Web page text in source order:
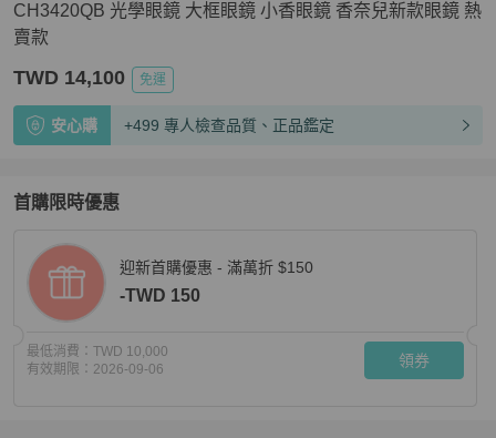
CH3420QB 光學眼鏡 大框眼鏡 小香眼鏡 香奈兒新款眼鏡 熱
賣款
TWD 14,100 免運
安心購 +499 專人檢查品質、正品鑑定
首購限時優惠
迎新首購優惠 - 滿萬折 $150
-TWD 150
最低消費： TWD 10,000
有效期限： 2026-09-06 領券